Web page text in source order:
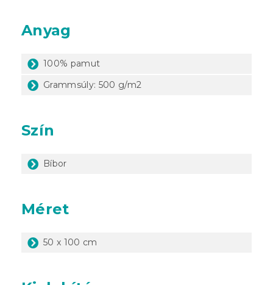
Anyag
100% pamut
Grammsúly: 500 g/m2
Szín
Bíbor
Méret
50 x 100 cm